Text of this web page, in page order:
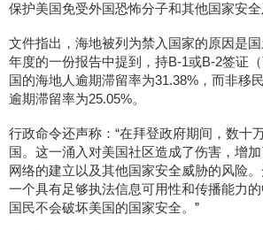
保护美国免受外国恐怖分子和其他国家安全
文件指出，海地被列为禁入国家的原因是
年度的一份报告中提到，持B-1或B-2签证
国的海地人逾期滞留率为31.38%，而非移
逾期滞留率为25.05%。
行政命令还声称：“在拜登政府期间，数十
国。这一涌入对美国社区造成了伤害，增
网络的建立以及其他国家安全威胁的风险
一个具有足够执法信息可用性和传播能力
国民不会破坏美国的国家安全。”